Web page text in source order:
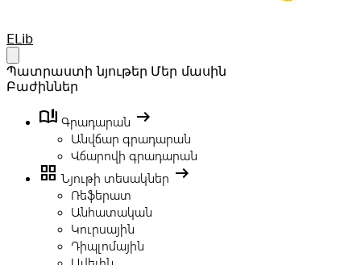
Your Company
ELib
Պատրաստի նյութեր Մեր մասին
Բաժիններ
book_ribbon Գրադարան arrow_right_alt
Անվճար գրադարան
Վճարովի գրադարան
grid_view Նյութի տեսակներ arrow_right_alt
Ռեֆերատ
Անհատական
Կուրսային
Դիպլոմային